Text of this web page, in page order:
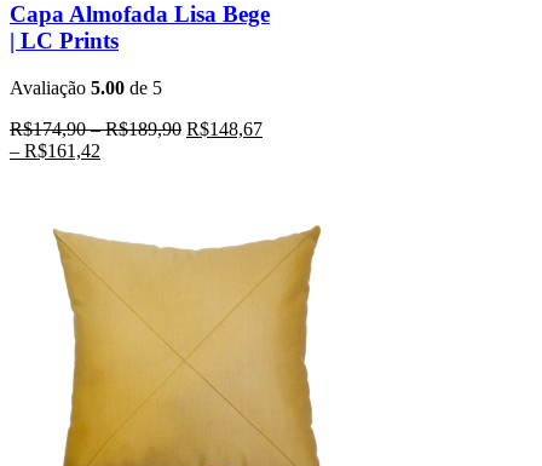
Capa Almofada Lisa Bege
| LC Prints
Avaliação 5.00 de 5
R$174,90–R$189,90 R$148,67
– R$161,42